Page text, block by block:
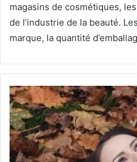
magasins de cosmétiques,
de l’industrie de la beauté.
marque, la quantité